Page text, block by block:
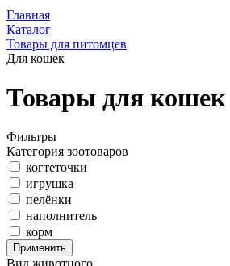
Главная
Каталог
Товары для питомцев
Для кошек
Товары для кошек
Фильтры
Категория зоотоваров
когтеточки
игрушка
пелёнки
наполнитель
корм
Применить